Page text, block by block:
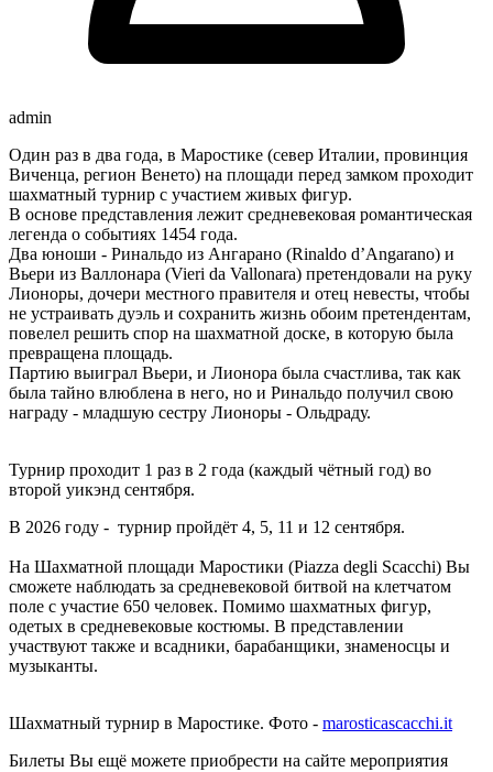
admin
Один раз в два года, в Маростике (север Италии, провинция
Виченца, регион Венето) на площади перед замком проходит
шахматный турнир с участием живых фигур.
В основе представления лежит средневековая романтическая
легенда о событиях 1454 года.
Два юноши - Ринальдо из Ангарано (Rinaldo d’Angarano) и
Вьери из Валлонара (Vieri da Vallonara) претендовали на руку
Лионоры, дочери местного правителя и отец невесты, чтобы
не устраивать дуэль и сохранить жизнь обоим претендентам,
повелел решить спор на шахматной доске, в которую была
превращена площадь.
Партию выиграл Вьери, и Лионора была счастлива, так как
была тайно влюблена в него, но и Ринальдо получил свою
награду - младшую сестру Лионоры - Ольдраду.
Турнир проходит 1 раз в 2 года (каждый чётный год) во
второй уикэнд сентября.
В 2026 году - турнир пройдёт 4, 5, 11 и 12 сентября.
На Шахматной площади Маростики (Piazza degli Scacchi) Вы
сможете наблюдать за средневековой битвой на клетчатом
поле с участие 650 человек. Помимо шахматных фигур,
одетых в средневековые костюмы. В представлении
участвуют также и всадники, барабанщики, знаменосцы и
музыканты.
Шахматный турнир в Маростике. Фото - marosticascacchi.it
Билеты Вы ещё можете приобрести на сайте мероприятия